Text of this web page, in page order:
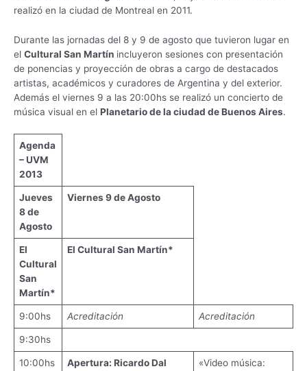
realizó en la ciudad de Montreal en 2011.
Durante las jornadas del 8 y 9 de agosto que tuvieron lugar en
el Cultural San Martín incluyeron sesiones con presentación
de ponencias y proyección de obras a cargo de destacados
artistas, académicos y curadores de Argentina y del exterior.
Además el viernes 9 a las 20:00hs se realizó un concierto de
música visual en el Planetario de la ciudad de Buenos Aires.
Agenda
– UVM
2013
Jueves
8 de
Agosto
Viernes 9 de Agosto
El
Cultural
San
Martín*
El Cultural San Martín*
9:00hs Acreditación Acreditación
9:30hs
10:00hs
Apertura: Ricardo Dal
«Video música: